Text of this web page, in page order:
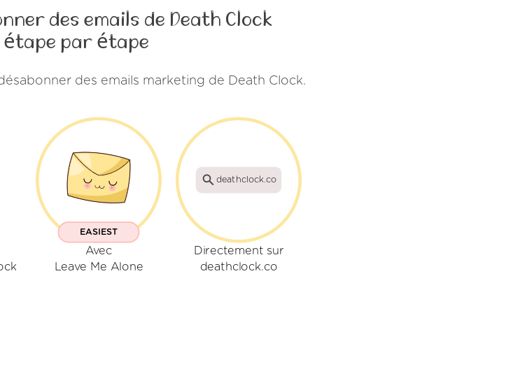
des emails de Death Clock
étape par étape
des emails marketing de Death Clock.
EASIEST
Avec
Leave Me Alone
deathclock.co
Directement sur
deathclock.co